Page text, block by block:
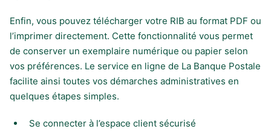
Enfin, vous pouvez télécharger votre RIB au format PDF ou
l’imprimer directement. Cette fonctionnalité vous permet
de conserver un exemplaire numérique ou papier selon
vos préférences. Le service en ligne de La Banque Postale
facilite ainsi toutes vos démarches administratives en
quelques étapes simples.
Se connecter à l’espace client sécurisé